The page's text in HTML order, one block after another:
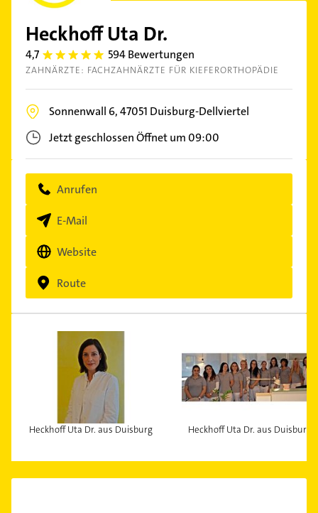
Heckhoff Uta Dr.
4,7 4.7000003 594 Bewertungen
ZAHNÄRZTE: FACHZAHNÄRZTE FÜR KIEFERORTHOPÄDIE
Sonnenwall 6,47051 Duisburg-Dellviertel
Jetzt geschlossenÖffnet um 09:00
Anrufen
E-Mail
Website
Route
Heckhoff Uta Dr. aus Duisburg Heckhoff Uta Dr. aus Duisburg